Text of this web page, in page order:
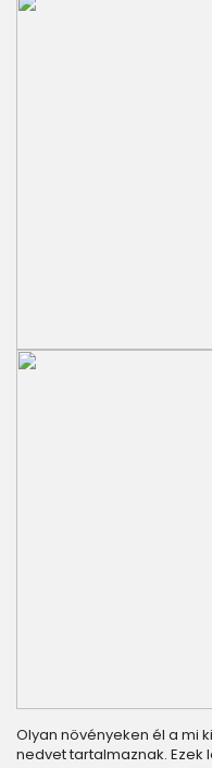
Olyan növényeken él a mi
nedvet tartalmaznak.